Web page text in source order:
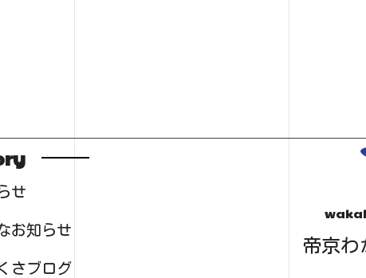
せ
お知らせ
さブログ
帝京わ